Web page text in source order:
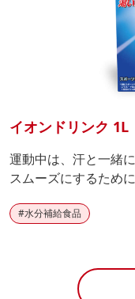
イオンドリンク 1L
運動中は、汗と一緒
スムーズにするため
#水分補給食品